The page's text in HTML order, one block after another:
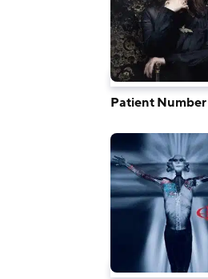
Patient Number